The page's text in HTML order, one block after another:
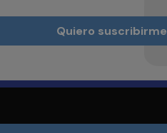
Quiero suscribirme